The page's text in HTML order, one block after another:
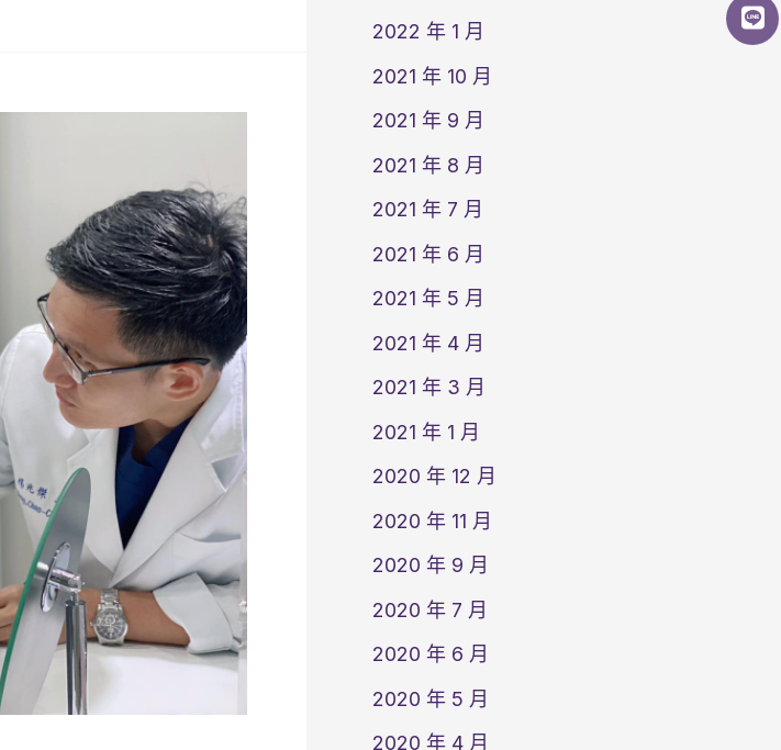
2022 年 1 月
2021 年 10 月
2021 年 9 月
2021 年 8 月
2021 年 7 月
2021 年 6 月
2021 年 5 月
2021 年 4 月
2021 年 3 月
2021 年 1 月
2020 年 12 月
2020 年 11 月
2020 年 9 月
2020 年 7 月
2020 年 6 月
2020 年 5 月
2020 年 4 月